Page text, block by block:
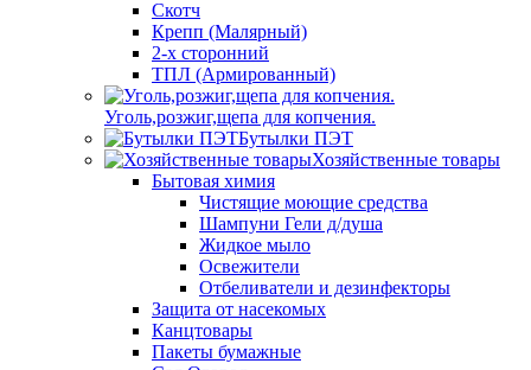
Скотч
Крепп (Малярный)
2-х сторонний
ТПЛ (Армированный)
Уголь,розжиг,щепа для копчения.
Бутылки ПЭТ
Хозяйственные товары
Бытовая химия
Чистящие моющие средства
Шампуни Гели д/душа
Жидкое мыло
Освежители
Отбеливатели и дезинфекторы
Защита от насекомых
Канцтовары
Пакеты бумажные